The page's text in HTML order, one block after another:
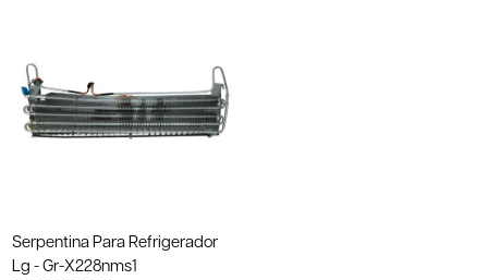
Serpentina Para Refrigerador
Lg - Gr-X228nms1